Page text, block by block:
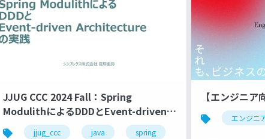
JJUG CCC 2024 Fall：Spring
ModulithによるDDDとEvent-driven
Architectureの実践
jjug_ccc java spring
【エンジニ
エンジニ